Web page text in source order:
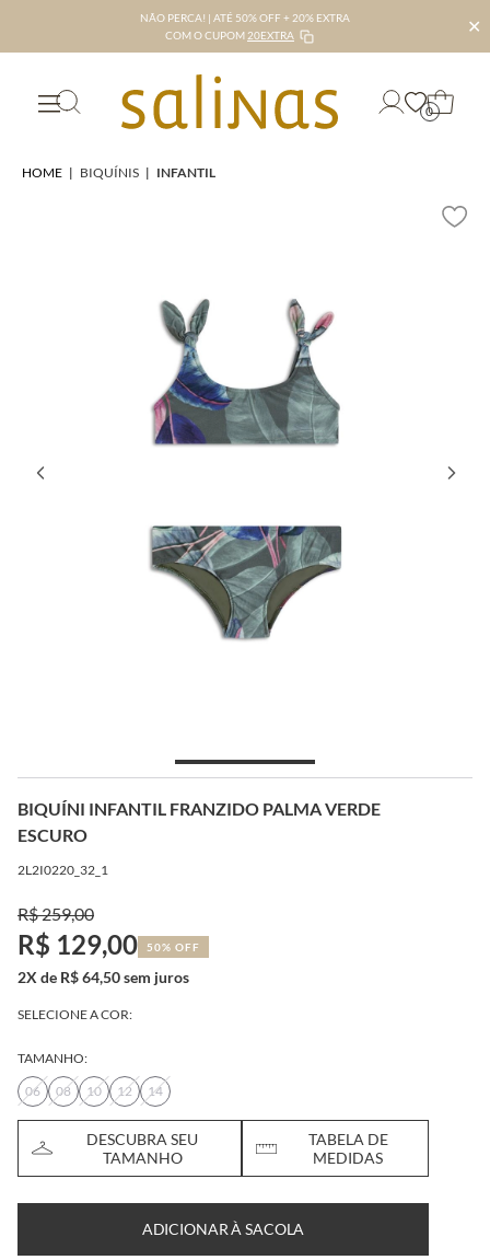
NÃO PERCA! | ATÉ 50% OFF + 20% EXTRA
COM O CUPOM 20EXTRA ✕
0
HOME | BIQUÍNIS | INFANTIL
BIQUÍNI INFANTIL FRANZIDO PALMA VERDE
ESCURO
2L2I0220_32_1
R$ 259,00
R$ 129,00 50% OFF
2X de R$ 64,50 sem juros
SELECIONE A COR:
TAMANHO:
06
08 10 12 14
DESCUBRA SEU
TAMANHO
TABELA DE
MEDIDAS
ADICIONAR À SACOLA